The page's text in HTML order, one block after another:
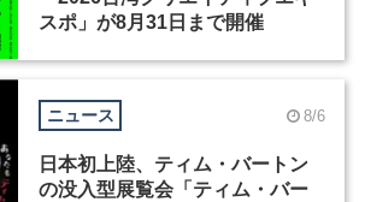
スポ」が8月31日まで開催
ニュース 8/6
日本初上陸、ティム・バートン
の没入型展覧会「ティム・バー